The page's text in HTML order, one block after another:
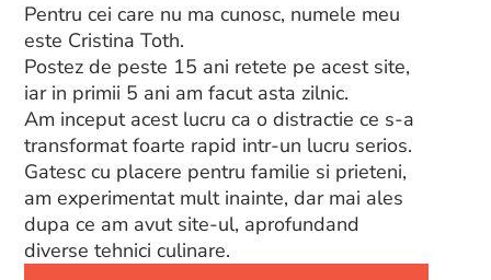
Pentru cei care nu ma cunosc, numele meu
este Cristina Toth.
Postez de peste 15 ani retete pe acest site,
iar in primii 5 ani am facut asta zilnic.
Am inceput acest lucru ca o distractie ce s-a
transformat foarte rapid intr-un lucru serios.
Gatesc cu placere pentru familie si prieteni,
am experimentat mult inainte, dar mai ales
dupa ce am avut site-ul, aprofundand
diverse tehnici culinare.